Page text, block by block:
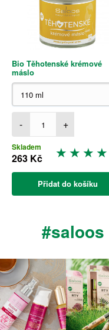
Bio Těhotenské krémové
máslo
- +
Skladem
263 Kč
Přidat do košíku
#saloos